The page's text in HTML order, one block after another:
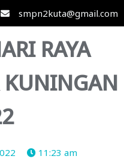
smpn2kuta@gmail.com
RAYA
11:23 am